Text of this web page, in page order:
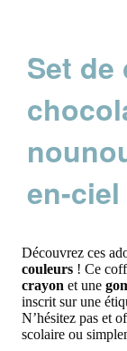
Set de
en-ciel
Découvrez ces
couleurs ! Ce
crayon et une
inscrit sur une
N’hésitez pas et
scolaire ou